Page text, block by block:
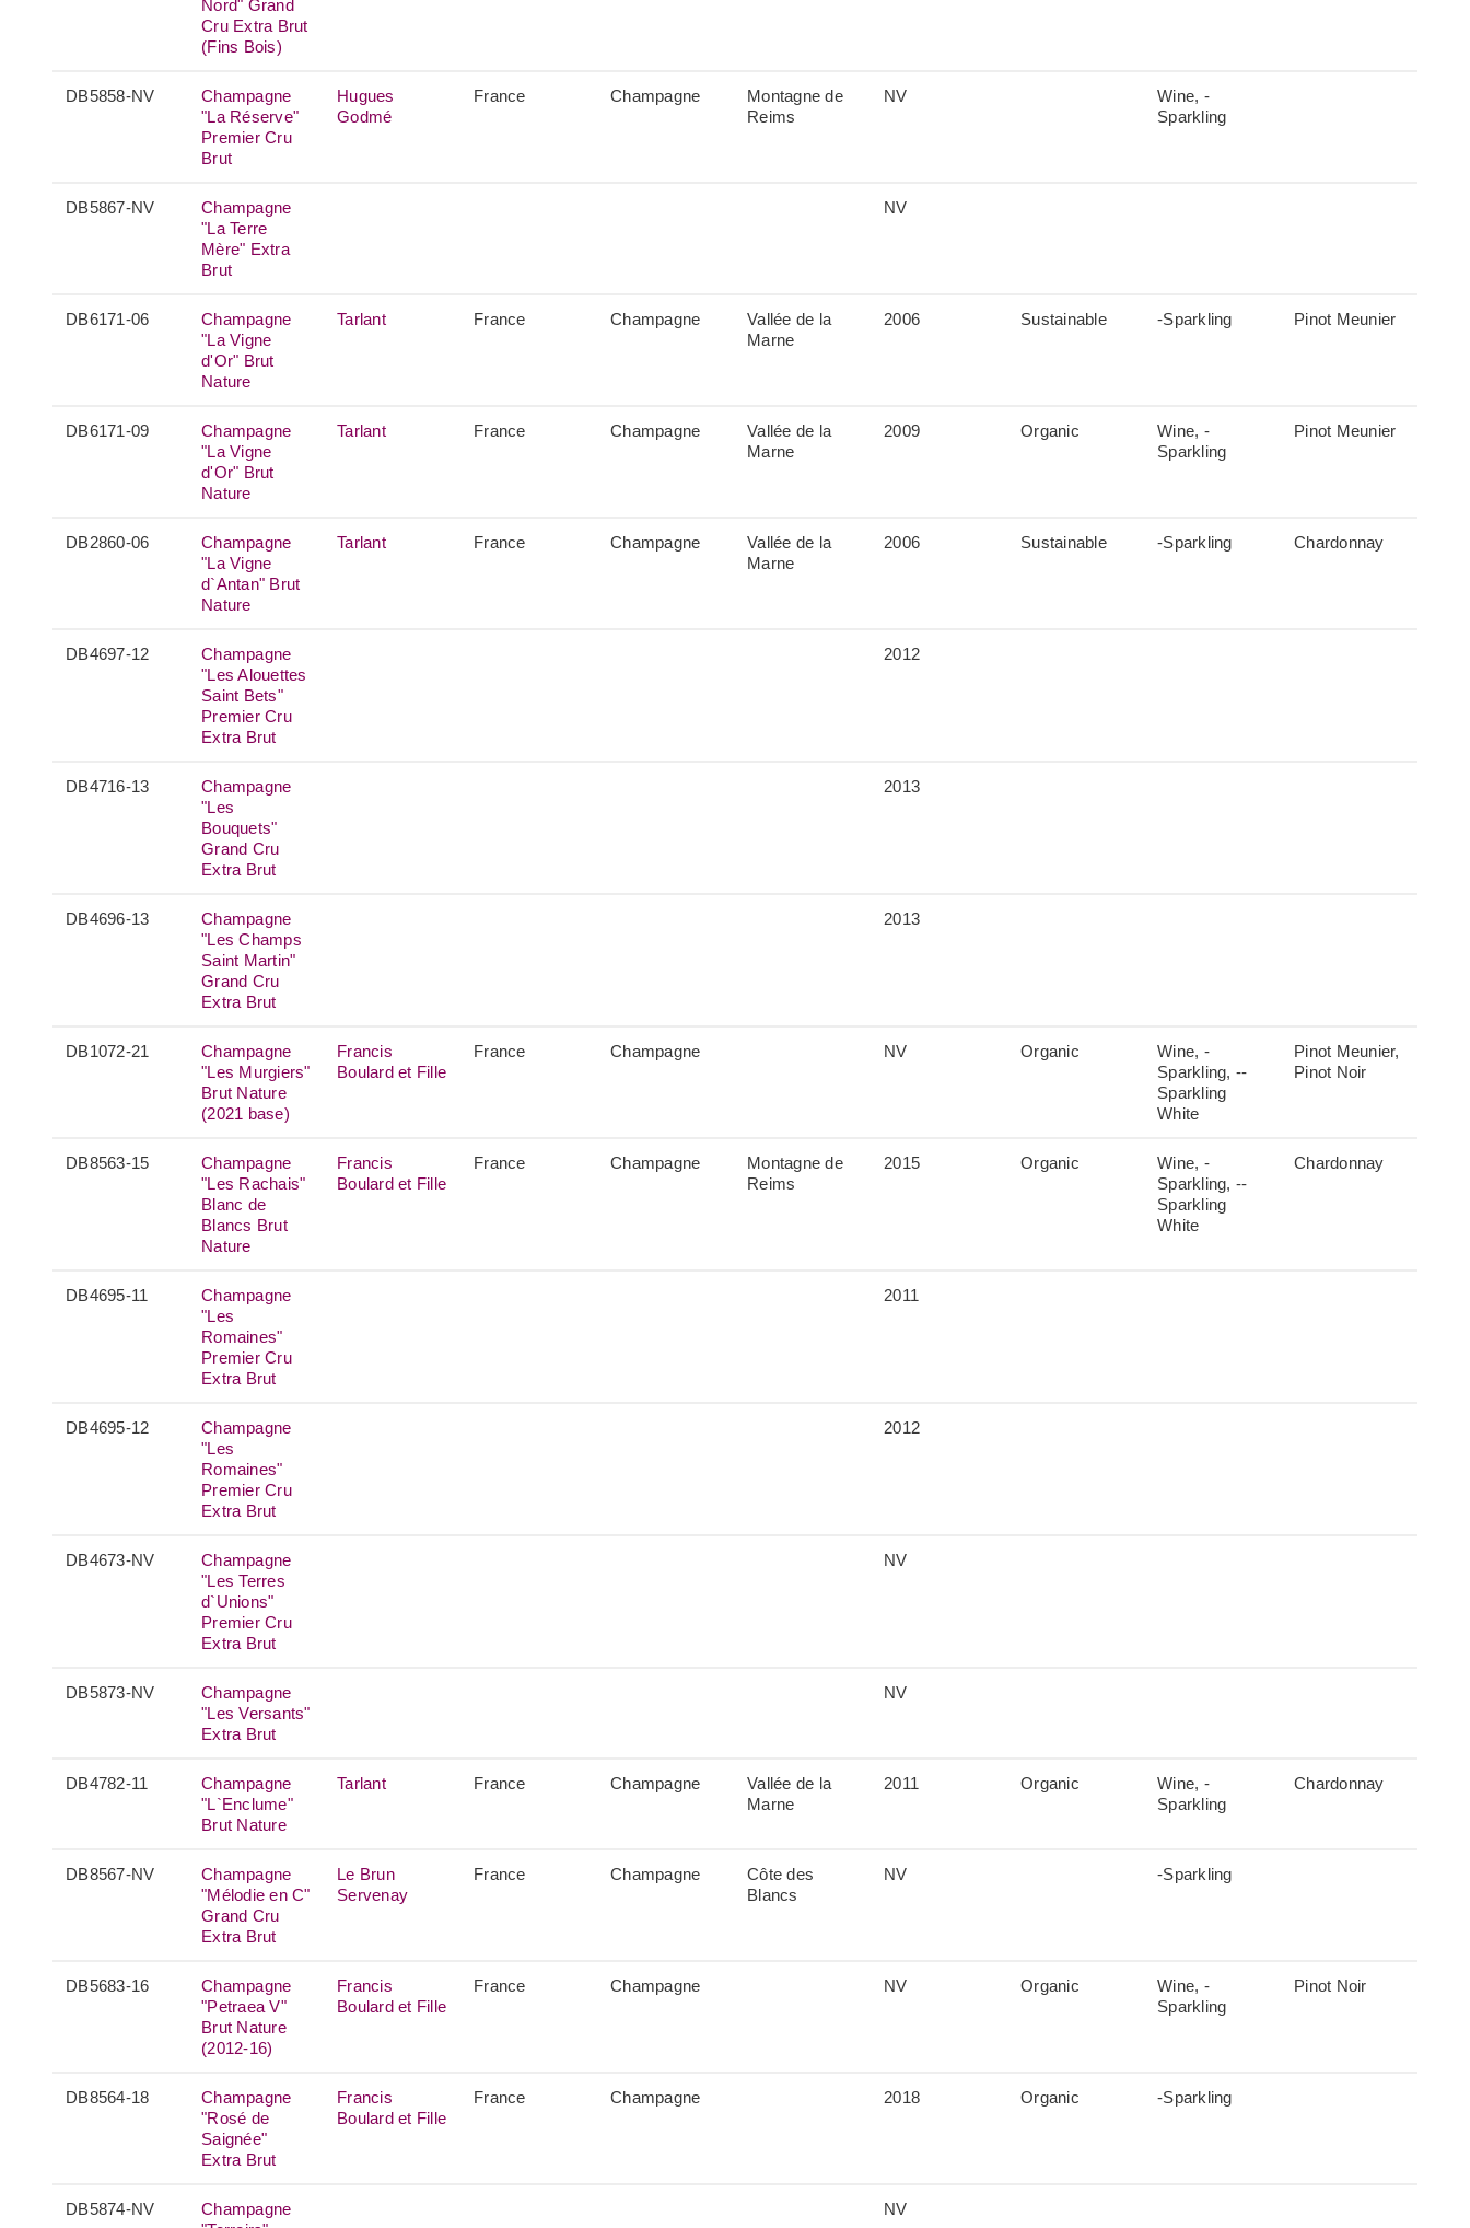
Nord" Grand
Cru Extra Brut
(Fins Bois)
DB5858-NV
Champagne
"La Réserve"
Premier Cru
Brut
Hugues
Godmé
France Champagne
Montagne de
Reims
NV
Wine, -
Sparkling
DB5867-NV
Champagne
"La Terre
Mère" Extra
Brut
NV
DB6171-06
Champagne
"La Vigne
d'Or" Brut
Nature
Tarlant France Champagne
Vallée de la
Marne
2006 Sustainable -Sparkling Pinot Meunier
DB6171-09
Champagne
"La Vigne
d'Or" Brut
Nature
Tarlant France Champagne
Vallée de la
Marne
2009 Organic
Wine, -
Sparkling
Pinot Meunier
DB2860-06
Champagne
"La Vigne
d`Antan" Brut
Nature
Tarlant France Champagne
Vallée de la
Marne
2006 Sustainable -Sparkling Chardonnay
DB4697-12
Champagne
"Les Alouettes
Saint Bets"
Premier Cru
Extra Brut
2012
DB4716-13
Champagne
"Les
Bouquets"
Grand Cru
Extra Brut
2013
DB4696-13
Champagne
"Les Champs
Saint Martin"
Grand Cru
Extra Brut
2013
DB1072-21
Champagne
"Les Murgiers"
Brut Nature
(2021 base)
Francis
Boulard et Fille
France Champagne NV Organic
Wine, -
Sparkling, --
Sparkling
White
Pinot Meunier,
Pinot Noir
DB8563-15
Champagne
"Les Rachais"
Blanc de
Blancs Brut
Nature
Francis
Boulard et Fille
France Champagne
Montagne de
Reims
2015 Organic
Wine, -
Sparkling, --
Sparkling
White
Chardonnay
DB4695-11
Champagne
"Les
Romaines"
Premier Cru
Extra Brut
2011
DB4695-12
Champagne
"Les
Romaines"
Premier Cru
Extra Brut
2012
DB4673-NV
Champagne
"Les Terres
d`Unions"
Premier Cru
Extra Brut
NV
DB5873-NV
Champagne
"Les Versants"
Extra Brut
NV
DB4782-11
Champagne
"L`Enclume"
Brut Nature
Tarlant France Champagne
Vallée de la
Marne
2011 Organic
Wine, -
Sparkling
Chardonnay
DB8567-NV
Champagne
"Mélodie en C"
Grand Cru
Extra Brut
Le Brun
Servenay
France Champagne
Côte des
Blancs
NV -Sparkling
DB5683-16
Champagne
"Petraea V"
Brut Nature
(2012-16)
Francis
Boulard et Fille
France Champagne NV Organic
Wine, -
Sparkling
Pinot Noir
DB8564-18
Champagne
"Rosé de
Saignée"
Extra Brut
Francis
Boulard et Fille
France Champagne 2018 Organic -Sparkling
DB5874-NV
Champagne
NV